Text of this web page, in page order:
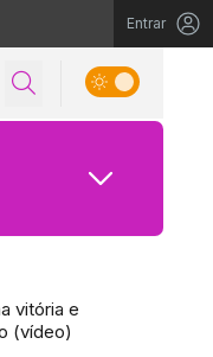
Entrar
vitória e
(vídeo)